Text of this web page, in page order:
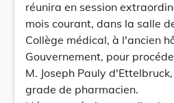
réunira en session
mois courant, dans la salle
Collège médical, à l'ancien
Gouvernement, pour
M. Joseph Pauly
grade de pharmacien.